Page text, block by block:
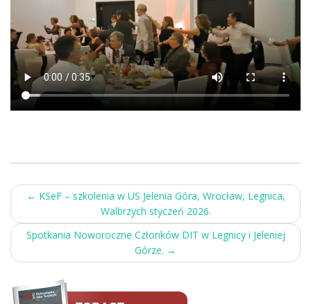
Post
navigation
← KSeF – szkolenia w US Jelenia Góra, Wrocław, Legnica,
Walbrzych styczeń 2026.
Spotkania Noworoczne Członków DIT w Legnicy i Jeleniej
Górze. →